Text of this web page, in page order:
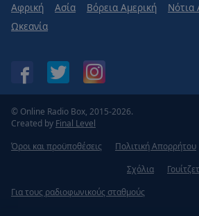
Αφρική Ασία Βόρεια Αμερική Νότια
Ωκεανία
© Online Radio Box, 2015-2026.
Created by Final Level
Όροι και προϋποθέσεις
Πολιτική Απορρήτου
Σχόλια
Για τους ραδιοφωνικούς σταθμούς